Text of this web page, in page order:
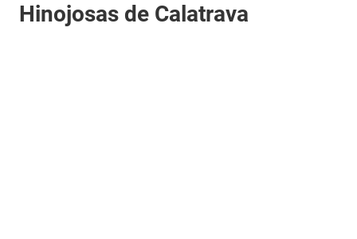
Hinojosas de Calatrava